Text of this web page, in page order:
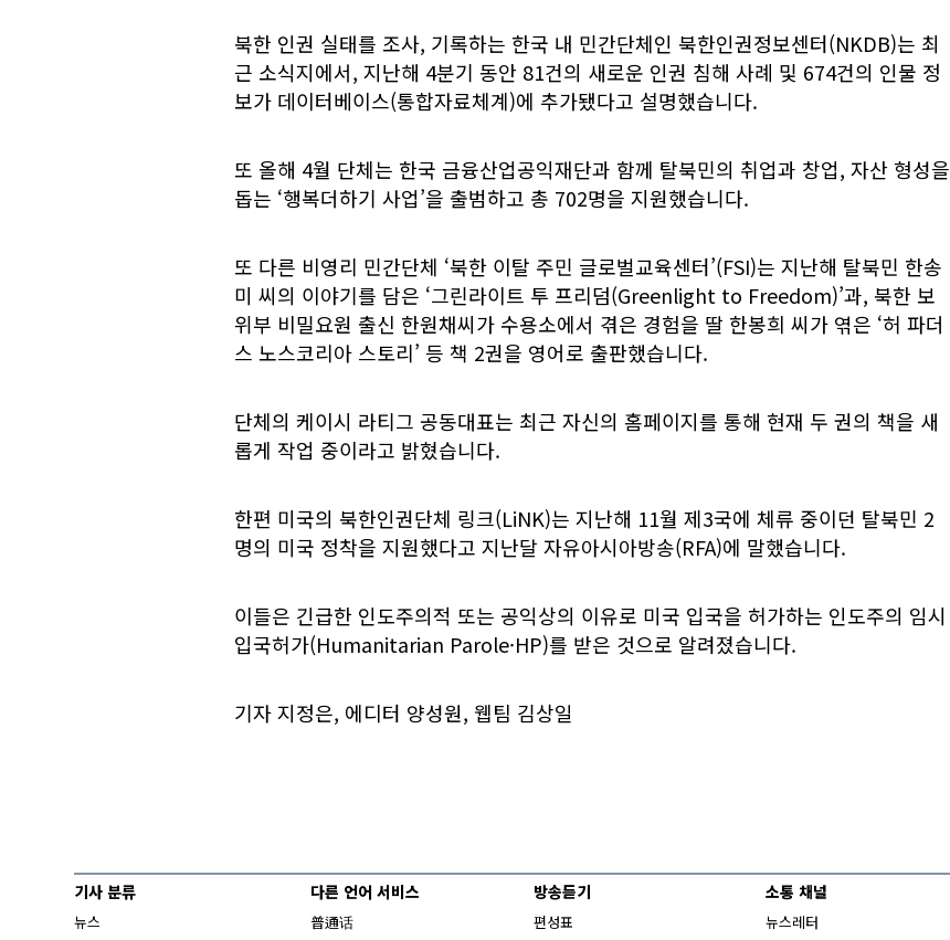
북한 인권 실태를 조사, 기록하는 한국 내 민간단체인 북한인권정보센터(NKDB)는 최
근 소식지에서, 지난해 4분기 동안 81건의 새로운 인권 침해 사례 및 674건의 인물 정
보가 데이터베이스(통합자료체계)에 추가됐다고 설명했습니다.
또 올해 4월 단체는 한국 금융산업공익재단과 함께 탈북민의 취업과 창업, 자산 형성을
돕는 ‘행복더하기 사업’을 출범하고 총 702명을 지원했습니다.
또 다른 비영리 민간단체 ‘북한 이탈 주민 글로벌교육센터’(FSI)는 지난해 탈북민 한송
미 씨의 이야기를 담은 ‘그린라이트 투 프리덤(Greenlight to Freedom)’과, 북한 보
위부 비밀요원 출신 한원채씨가 수용소에서 겪은 경험을 딸 한봉희 씨가 엮은 ‘허 파더
스 노스코리아 스토리’ 등 책 2권을 영어로 출판했습니다.
단체의 케이시 라티그 공동대표는 최근 자신의 홈페이지를 통해 현재 두 권의 책을 새
롭게 작업 중이라고 밝혔습니다.
한편 미국의 북한인권단체 링크(LiNK)는 지난해 11월 제3국에 체류 중이던 탈북민 2
명의 미국 정착을 지원했다고 지난달 자유아시아방송(RFA)에 말했습니다.
이들은 긴급한 인도주의적 또는 공익상의 이유로 미국 입국을 허가하는 인도주의 임시
입국허가(Humanitarian Parole·HP)를 받은 것으로 알려졌습니다.
기자 지정은, 에디터 양성원, 웹팀 김상일
기사 분류
뉴스
다른 언어 서비스
普通话
방송듣기
편성표
소통 채널
뉴스레터